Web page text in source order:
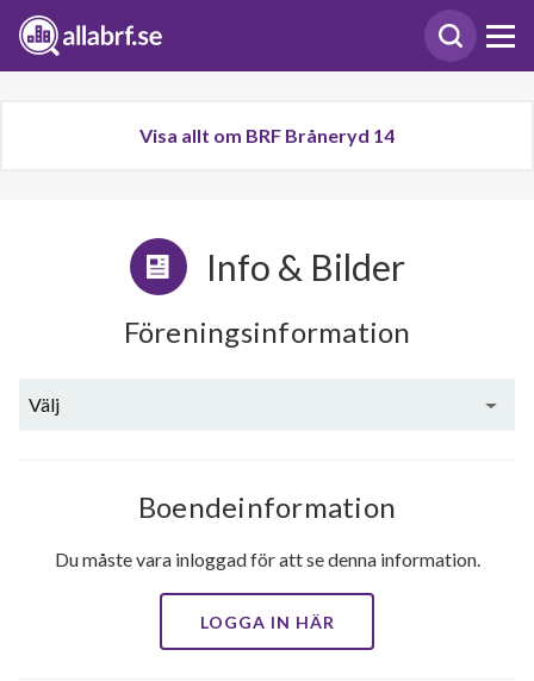
Visa allt om BRF Bråneryd 14
Info & Bilder
Föreningsinformation
Välj
Boendeinformation
Du måste vara inloggad för att se denna information.
LOGGA IN HÄR